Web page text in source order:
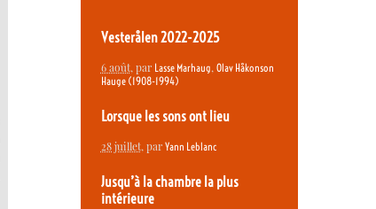
Vesterålen 2022-2025
6 août, par Lasse Marhaug, Olav Håkonson
Hauge (1908-1994)
Lorsque les sons ont lieu
28 juillet, par Yann Leblanc
Jusqu’à la chambre la plus
intérieure